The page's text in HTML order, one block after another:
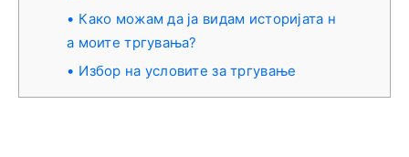
Како можам да ја видам историјата н
а моите тргувања?
Избор на условите за тргување